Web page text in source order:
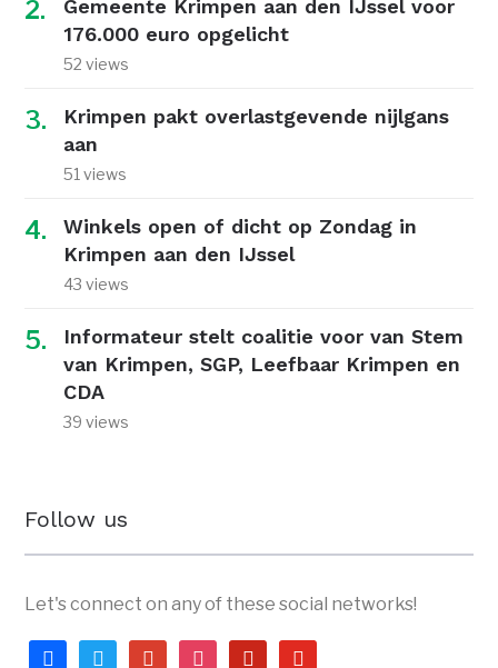
Gemeente Krimpen aan den IJssel voor
176.000 euro opgelicht
52 views
Krimpen pakt overlastgevende nijlgans
aan
51 views
Winkels open of dicht op Zondag in
Krimpen aan den IJssel
43 views
Informateur stelt coalitie voor van Stem
van Krimpen, SGP, Leefbaar Krimpen en
CDA
39 views
Follow us
Let's connect on any of these social networks!
facebooktwitter google instagrampinterestyoutube